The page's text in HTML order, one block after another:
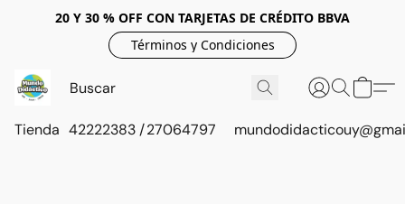
20 Y 30 % OFF CON TARJETAS DE CRÉDITO BBVA
Términos y Condiciones
Tienda 42222383 / 27064797